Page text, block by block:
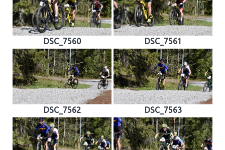
DSC_7560 DSC_7561
DSC_7562 DSC_7563